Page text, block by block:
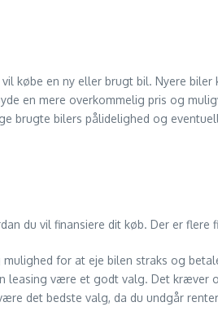
købe en ny eller brugt bil. Nyere
en mere overkommelig pris og
brugte bilers pålidelighed og
du vil finansiere dit køb. Der er
for at eje bilen straks og
leasing være et godt valg. Det
det bedste valg, da du undgår